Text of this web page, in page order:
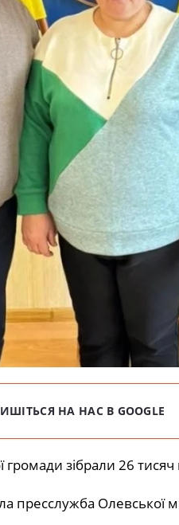
НА НАС В GOOGLE
зібрали 26
пресслужба Олевської